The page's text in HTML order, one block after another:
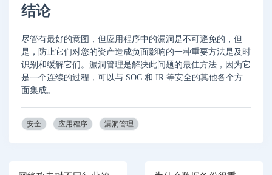
结论
尽管有最好的意图，但应用程序中的漏洞是不可避免的，但
是，防止它们对您的资产造成负面影响的一种重要方法是及时
识别和缓解它们。漏洞管理是解决此问题的最佳方法，因为它
是一个连续的过程，可以与 SOC 和 IR 等安全的其他各个方
面集成。
安全 应用程序 漏洞管理